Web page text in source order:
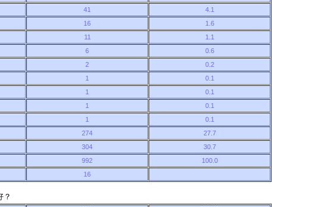
41
4.1
16
1.6
11
1.1
6
0.6
2
0.2
1
0.1
1
0.1
1
0.1
1
0.1
274
27.7
304
30.7
992
100.0
16
？